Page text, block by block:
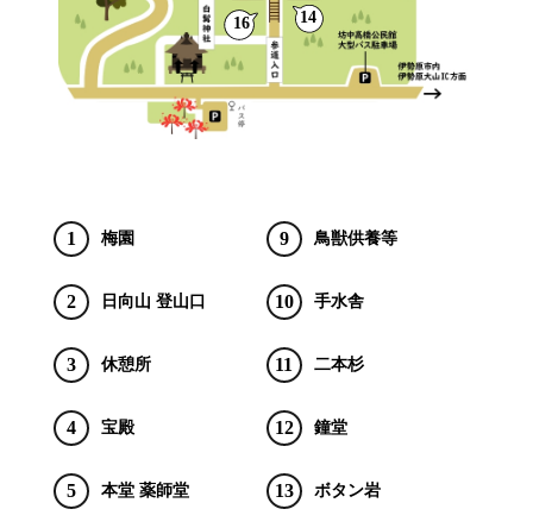
14
16
1 梅園
2 日向山 登山口
3 休憩所
4 宝殿
5 本堂 薬師堂
9 鳥獣供養等
10 手水舎
11 二本杉
12 鐘堂
13 ボタン岩